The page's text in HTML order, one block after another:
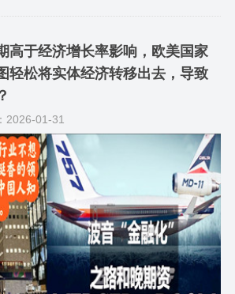
高于经济增长率影响，欧美国家
轻松将实体经济转移出去，导致
2026-01-31